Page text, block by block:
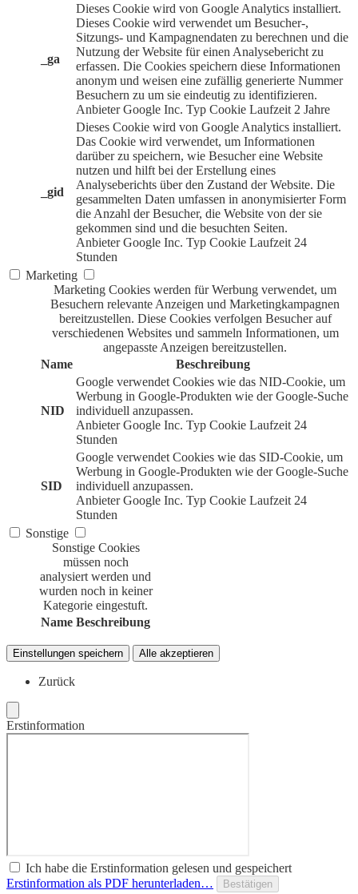
_ga
Dieses Cookie wird von Google Analytics installiert.
Dieses Cookie wird verwendet um Besucher-,
Sitzungs- und Kampagnendaten zu berechnen und die
Nutzung der Website für einen Analysebericht zu
erfassen. Die Cookies speichern diese Informationen
anonym und weisen eine zufällig generierte Nummer
Besuchern zu um sie eindeutig zu identifizieren.
Anbieter Google Inc. Typ Cookie Laufzeit 2 Jahre
_gid
Dieses Cookie wird von Google Analytics installiert.
Das Cookie wird verwendet, um Informationen
darüber zu speichern, wie Besucher eine Website
nutzen und hilft bei der Erstellung eines
Analyseberichts über den Zustand der Website. Die
gesammelten Daten umfassen in anonymisierter Form
die Anzahl der Besucher, die Website von der sie
gekommen sind und die besuchten Seiten.
Anbieter Google Inc. Typ Cookie Laufzeit 24
Stunden
Marketing
Marketing Cookies werden für Werbung verwendet, um
Besuchern relevante Anzeigen und Marketingkampagnen
bereitzustellen. Diese Cookies verfolgen Besucher auf
verschiedenen Websites und sammeln Informationen, um
angepasste Anzeigen bereitzustellen.
Name
Beschreibung
NID
Google verwendet Cookies wie das NID-Cookie, um
Werbung in Google-Produkten wie der Google-Suche
individuell anzupassen.
Anbieter Google Inc. Typ Cookie Laufzeit 24
Stunden
SID
Google verwendet Cookies wie das SID-Cookie, um
Werbung in Google-Produkten wie der Google-Suche
individuell anzupassen.
Anbieter Google Inc. Typ Cookie Laufzeit 24
Stunden
Sonstige
Sonstige Cookies
müssen noch
analysiert werden und
wurden noch in keiner
Kategorie eingestuft.
Name Beschreibung
Einstellungen speichern Alle akzeptieren
Zurück
Erstinformation
Ich habe die Erstinformation gelesen und gespeichert
Erstinformation als PDF herunterladen…
Bestätigen